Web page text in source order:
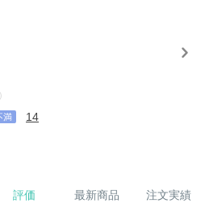
満 14
評価 最新商品 注文実績